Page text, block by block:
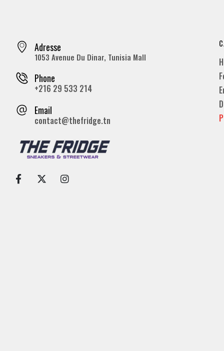
Adresse
1053 Avenue Du Dinar, Tunisia Mall
Phone
+216 29 533 214
Email
contact@thefridge.tn